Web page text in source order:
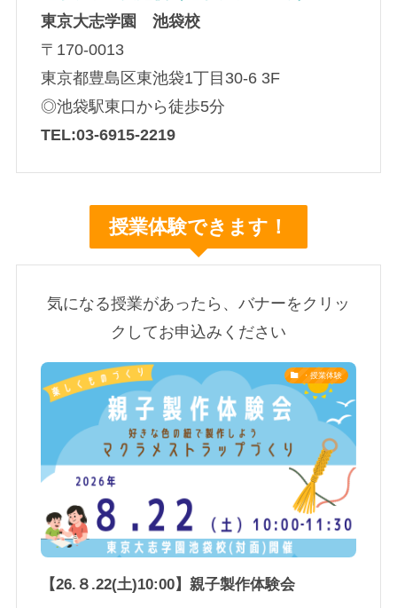
東京大志学園 池袋校
〒170-0013
東京都豊島区東池袋1丁目30-6 3F
◎池袋駅東口から徒歩5分
TEL:03-6915-2219
授業体験できます！
気になる授業があったら、バナーをクリッ
クしてお申込みください
・授業体験
【26.８.22(土)10:00】親子製作体験会